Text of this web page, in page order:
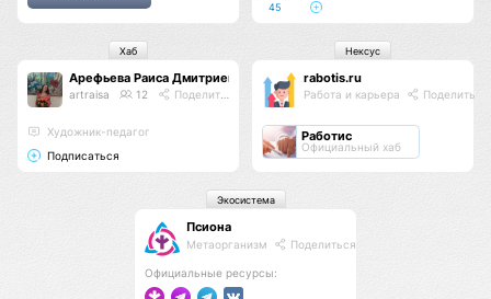
45
Арефьева Раиса Дмитриевна
artraisa 12 Поделиться
Художник-педагог
Подписаться
Хаб
rabotis.ru
Работа и карьера Поделиться
Работис
Официальный хаб
Нексус
Псиона
Метаорганизм Поделиться
Официальные ресурсы:
Экосистема